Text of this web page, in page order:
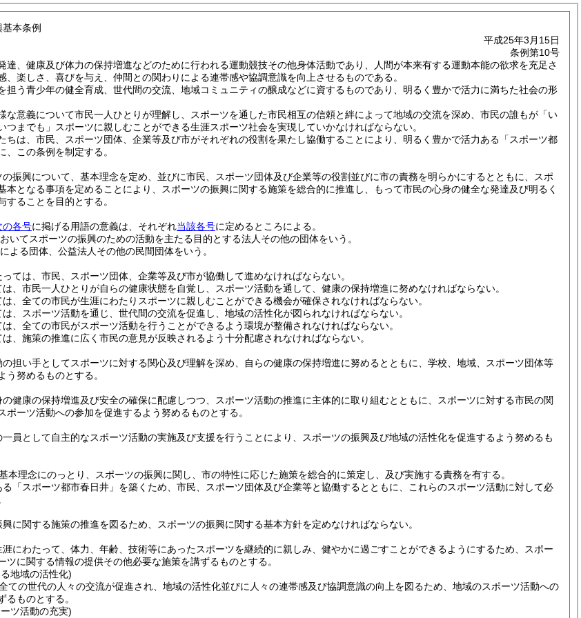
本条例
平成25年3月15日
条例第10号
達、健康及び体力の保持増進などのために行われる運動競技その他身体活動であり、人間が本来有する運動本能の欲求を充足さ
、楽しさ、喜びを与え、仲間との関わりによる連帯感や協調意識を向上させるものである。
担う青少年の健全育成、世代間の交流、地域コミュニティの醸成などに資するものであり、明るく豊かで活力に満ちた社会の形
な意義について市民一人ひとりが理解し、スポーツを通した市民相互の信頼と絆によって地域の交流を深め、市民の誰もが「い
つまでも」スポーツに親しむことができる生涯スポーツ社会を実現していかなければならない。
ちは、市民、スポーツ団体、企業等及び市がそれぞれの役割を果たし協働することにより、明るく豊かで活力ある「スポーツ都
この条例を制定する。
の振興について、基本理念を定め、並びに市民、スポーツ団体及び企業等の役割並びに市の責務を明らかにするとともに、スポ
本となる事項を定めることにより、スポーツの振興に関する施策を総合的に推進し、もって市民の心身の健全な発達及び明るく
することを目的とする。
の各号に掲げる用語の意義は、それぞれ当該各号に定めるところによる。
いてスポーツの振興のための活動を主たる目的とする法人その他の団体をいう。
る団体、公益法人その他の民間団体をいう。
ては、市民、スポーツ団体、企業等及び市が協働して進めなければならない。
、市民一人ひとりが自らの健康状態を自覚し、スポーツ活動を通して、健康の保持増進に努めなければならない。
、全ての市民が生涯にわたりスポーツに親しむことができる機会が確保されなければならない。
、スポーツ活動を通じ、世代間の交流を促進し、地域の活性化が図られなければならない。
、全ての市民がスポーツ活動を行うことができるよう環境が整備されなければならない。
、施策の推進に広く市民の意見が反映されるよう十分配慮されなければならない。
担い手としてスポーツに対する関心及び理解を深め、自らの健康の保持増進に努めるとともに、学校、地域、スポーツ団体等
努めるものとする。
健康の保持増進及び安全の確保に配慮しつつ、スポーツ活動の推進に主体的に取り組むとともに、スポーツに対する市民の関
ポーツ活動への参加を促進するよう努めるものとする。
員として自主的なスポーツ活動の実施及び支援を行うことにより、スポーツの振興及び地域の活性化を促進するよう努めるも
本理念にのっとり、スポーツの振興に関し、市の特性に応じた施策を総合的に策定し、及び実施する責務を有する。
「スポーツ都市春日井」を築くため、市民、スポーツ団体及び企業等と協働するとともに、これらのスポーツ活動に対して必
に関する施策の推進を図るため、スポーツの振興に関する基本方針を定めなければならない。
にわたって、体力、年齢、技術等にあったスポーツを継続的に親しみ、健やかに過ごすことができるようにするため、スポー
ツに関する情報の提供その他必要な施策を講ずるものとする。
地域の活性化)
ての世代の人々の交流が促進され、地域の活性化並びに人々の連帯感及び協調意識の向上を図るため、地域のスポーツ活動への
るものとする。
ツ活動の充実)